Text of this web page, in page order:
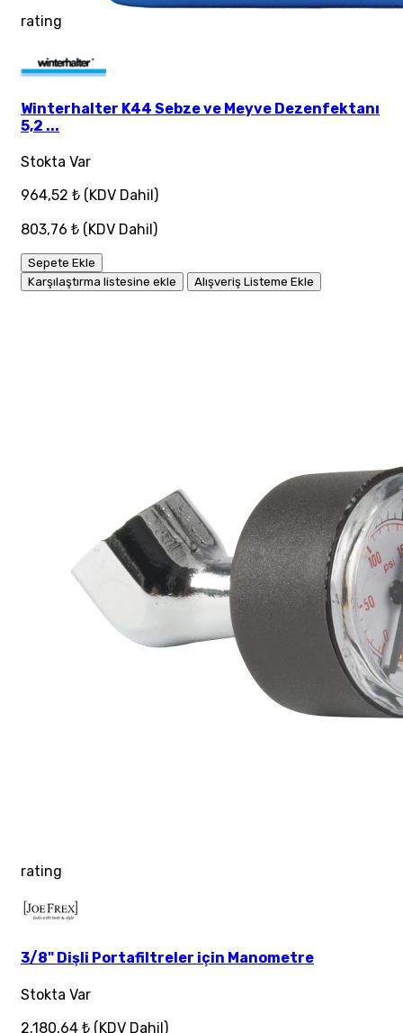
rating
Winterhalter K44 Sebze ve Meyve Dezenfektanı
5,2 ...
Stokta Var
964,52 ₺ (KDV Dahil)
803,76 ₺ (KDV Dahil)
Sepete Ekle
Karşılaştırma listesine ekle
Alışveriş Listeme Ekle
rating
3/8" Dişli Portafiltreler için Manometre
Stokta Var
2.180,64 ₺ (KDV Dahil)